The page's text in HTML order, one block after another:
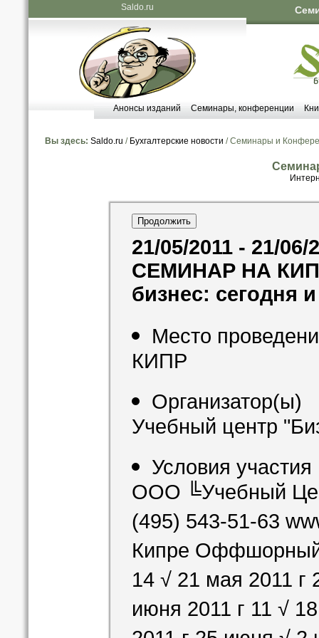
Saldo.ru
Анонсы изданий Семинары, конференции
Вы здесь: Saldo.ru / Бухгалтерские новости / Семинары и
21/05/2011 - 21/06/
СЕМИНАР НА
бизнес: сегодня
Место
КИПР
Организатор(ы)
Учебный центр
Условия
ООО ╚Учебный
(495) 543-51-63
Кипре Оффшорный
14 √ 21 мая 2011 г
июня 2011 г 11 √